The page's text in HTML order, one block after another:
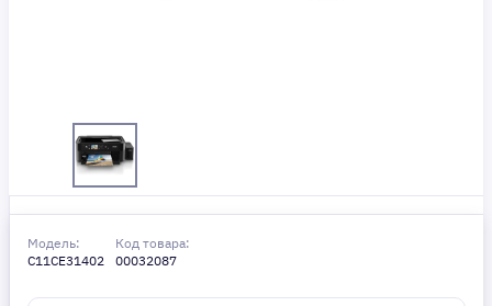
Модель:
C11CE31402
Код товара:
00032087